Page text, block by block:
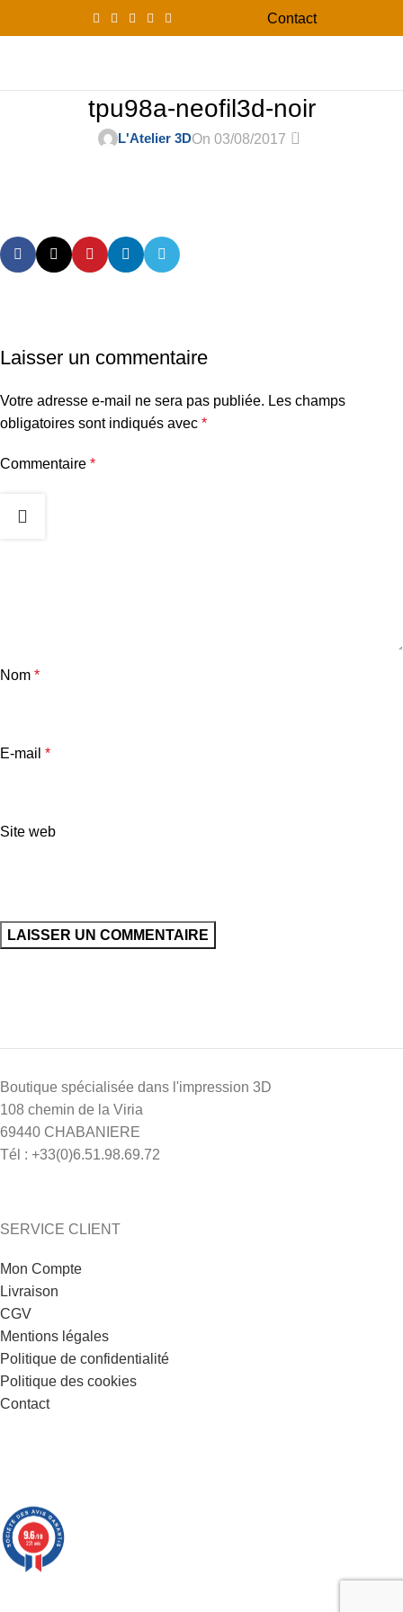
Contact
tpu98a-neofil3d-noir
L'Atelier 3DOn 03/08/2017 0
Laisser un commentaire
Votre adresse e-mail ne sera pas publiée. Les champs
obligatoires sont indiqués avec *
Commentaire *
Nom *
E-mail *
Site web
Boutique spécialisée dans l'impression 3D
108 chemin de la Viria
69440 CHABANIERE
Tél : +33(0)6.51.98.69.72
SERVICE CLIENT
Mon Compte
Livraison
CGV
Mentions légales
Politique de confidentialité
Politique des cookies
Contact
9.6/10
221 avis